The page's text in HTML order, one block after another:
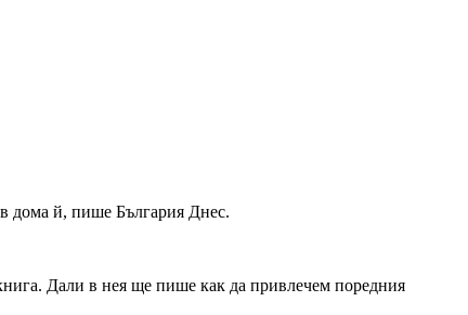
в дома й, пише България Днес.
Дали в нея ще пише как да привлечем поредния